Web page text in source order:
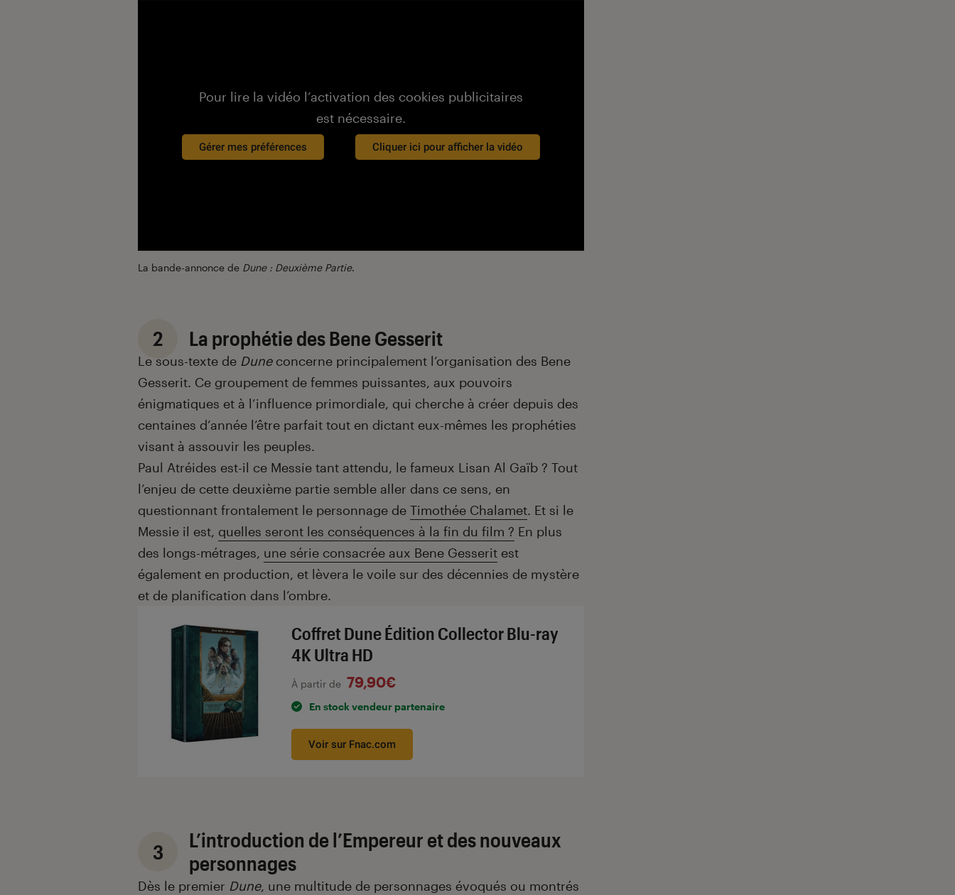
Pour lire la vidéo l’activation des cookies publicitaires
est nécessaire.
Gérer mes préférences Cliquer ici pour afficher la vidéo
La bande-annonce de Dune : Deuxième Partie.
2 La prophétie des Bene Gesserit
Le sous-texte de Duneconcerne principalement l’organisation des Bene
Gesserit. Ce groupement de femmes puissantes, aux pouvoirs
énigmatiques et à l’influence primordiale, qui cherche à créer depuis des
centaines d’année l’être parfait tout en dictant eux-mêmes les prophéties
visant à assouvir les peuples.
Paul Atréides est-il ce Messie tant attendu, le fameux Lisan Al Gaïb ? Tout
l’enjeu de cette deuxième partie semble aller dans ce sens, en
questionnant frontalement le personnage de Timothée Chalamet. Et si le
Messie il est, quelles seront les conséquences à la fin du film ? En plus
des longs-métrages, une série consacrée aux Bene Gesserit est
également en production, et lèvera le voile sur des décennies de mystère
et de planification dans l’ombre.
Coffret Dune Édition Collector Blu-ray
4K Ultra HD
À partir de 79,90€
En stock vendeur partenaire
Voir sur Fnac.com
3
L’introduction de l’Empereur et des nouveaux
personnages
Dès le premier Dune, une multitude de personnages évoqués ou montrés